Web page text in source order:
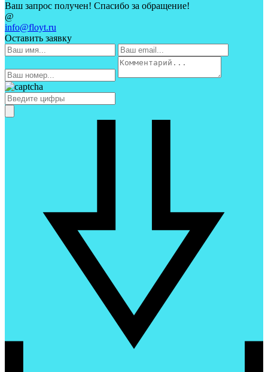
Ваш запрос получен! Спасибо за обращение!
@
info@floyt.ru
Оставить заявку